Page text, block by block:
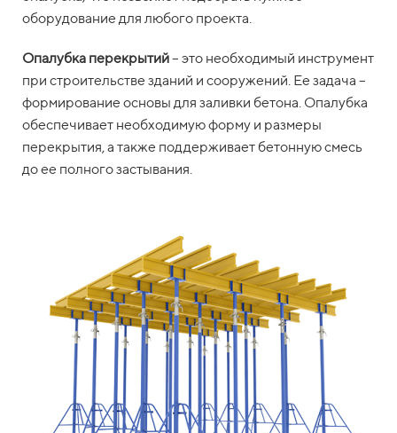
оборудование для любого проекта.
Опалубка перекрытий– это необходимый инструмент
при строительстве зданий и сооружений. Ее задача –
формирование основы для заливки бетона. Опалубка
обеспечивает необходимую форму и размеры
перекрытия, а также поддерживает бетонную смесь
до ее полного застывания.